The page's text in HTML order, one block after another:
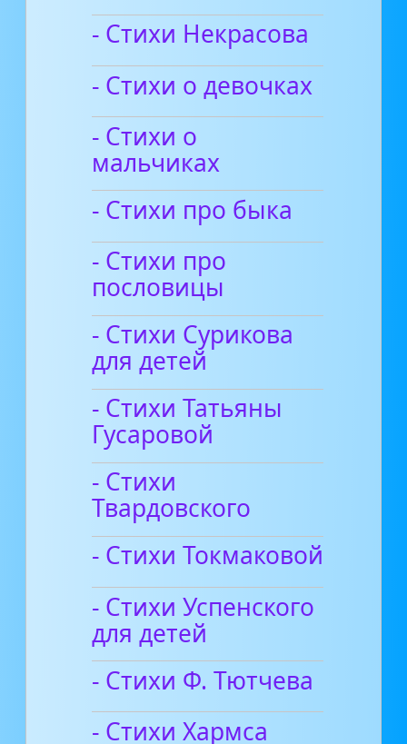
- Стихи Некрасова
- Стихи о девочках
- Стихи о
мальчиках
- Стихи про быка
- Стихи про
пословицы
- Стихи Сурикова
для детей
- Стихи Татьяны
Гусаровой
- Стихи
Твардовского
- Стихи Токмаковой
- Стихи Успенского
для детей
- Стихи Ф. Тютчева
- Стихи Хармса